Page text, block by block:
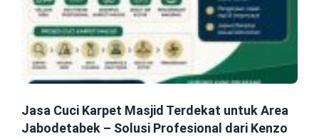
Jasa Cuci Karpet Masjid Terdekat untuk Area
Jabodetabek – Solusi Profesional dari Kenzo